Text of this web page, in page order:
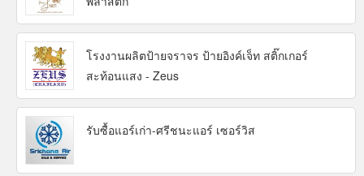
โรงงานผลิตป้ายจราจร ป้ายอิงค์เจ็ท สติ๊กเกอร์
สะท้อนแสง - Zeus
รับซื้อแอร์เก่า-ศรีชนะแอร์ เซอร์วิส